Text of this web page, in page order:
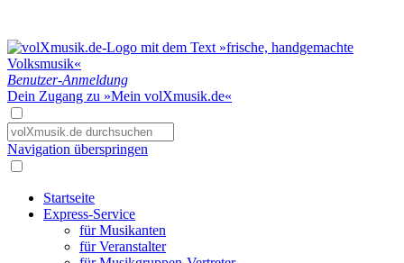
Benutzer-Anmeldung
Dein Zugang zu »Mein volXmusik.de«
Navigation überspringen
Startseite
Express-Service
für Musikanten
für Veranstalter